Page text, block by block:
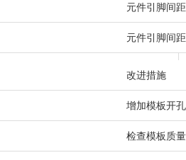
元件引脚间
元件引脚间
改进措施
增加模板开孔
检查模板质量